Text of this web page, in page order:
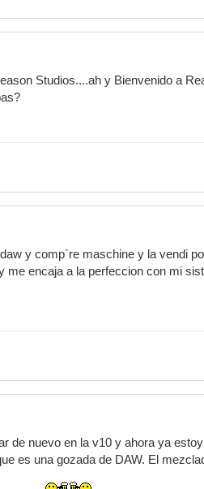
Studios....ah y Bienvenido a
y comp`re maschine y la vendi
me encaja a la perfeccion con mi
de nuevo en la v10 y ahora ya estoy
es una gozada de DAW. El